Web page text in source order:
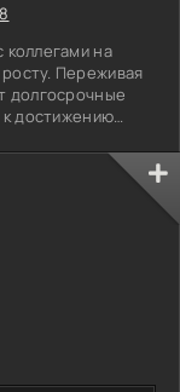
коллегами на
Переживая
долгосрочные
к достижению
и желание
жизненные